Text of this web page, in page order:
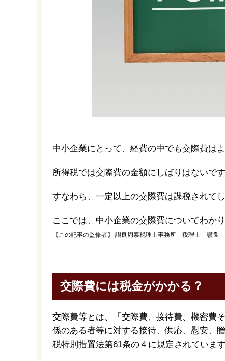
中小企業にとって、経費の中でも交際費は
所得税では交際費の金額にしばりはないで
すなわち、一定以上の交際費は課税されてし
ここでは、中小企業の交際費についてわか
【この記事の監修者】 讃良周泰税理士事務所 税理士 讃良
交際費には税金がかかる？
交際費等とは、「交際費、接待費、機密費
係のある者等に対する接待、供応、慰安、
税特別措置法第61条の４に規定されています